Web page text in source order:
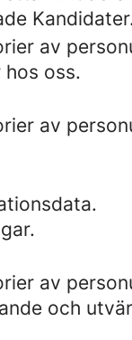
av
oss.
av
av
och